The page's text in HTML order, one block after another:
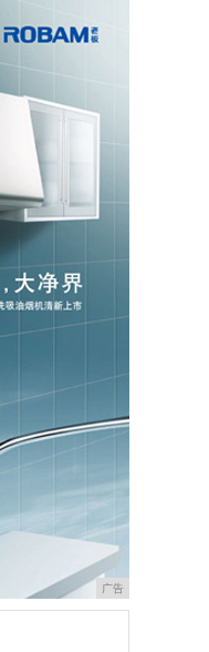
广告